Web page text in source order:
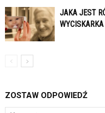
JAKA JEST
ZOSTAW ODPOWIEDŹ